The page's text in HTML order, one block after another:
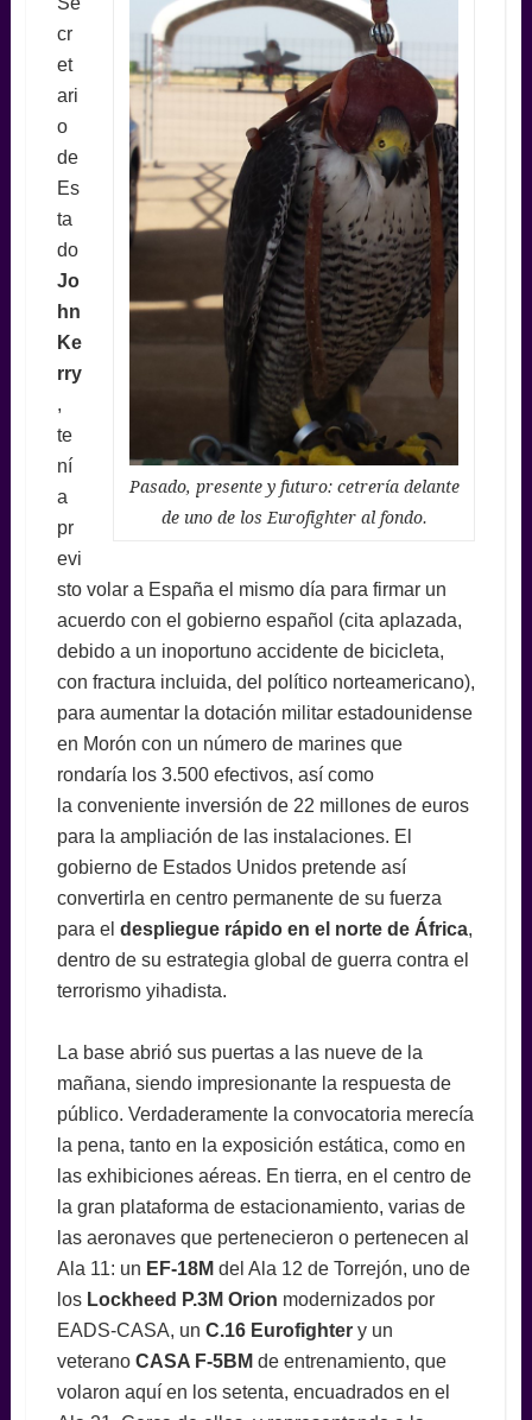
Pasado, presente y futuro: cetrería delante
de uno de los Eurofighter al fondo.
cr
et
ari
o
de
Es
ta
do
Jo
hn
Ke
rry
,
te
ní
a
pr
evi
sto volar a España el mismo día para firmar un
acuerdo con el gobierno español (cita aplazada,
debido a un inoportuno accidente de bicicleta,
con fractura incluida, del político norteamericano),
para aumentar la dotación militar estadounidense
en Morón con un número de marines que
rondaría los 3.500 efectivos, así como
la conveniente inversión de 22 millones de euros
para la ampliación de las instalaciones. El
gobierno de Estados Unidos pretende así
convertirla en centro permanente de su fuerza
para el despliegue rápido en el norte de África,
dentro de su estrategia global de guerra contra el
terrorismo yihadista.
La base abrió sus puertas a las nueve de la
mañana, siendo impresionante la respuesta de
público. Verdaderamente la convocatoria merecía
la pena, tanto en la exposición estática, como en
las exhibiciones aéreas. En tierra, en el centro de
la gran plataforma de estacionamiento, varias de
las aeronaves que pertenecieron o pertenecen al
Ala 11: un EF-18M del Ala 12 de Torrejón, uno de
los Lockheed P.3M Orion modernizados por
EADS-CASA, un C.16 Eurofightery un
veterano CASA F-5BM de entrenamiento, que
volaron aquí en los setenta, encuadrados en el